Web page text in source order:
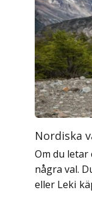
Nordiska
Om du
några val.
eller Leki